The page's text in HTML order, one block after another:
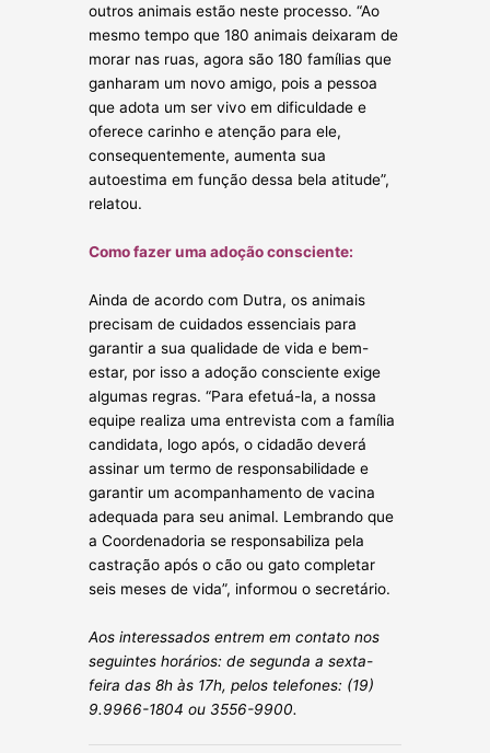
outros animais estão neste processo. “Ao
mesmo tempo que 180 animais deixaram de
morar nas ruas, agora são 180 famílias que
ganharam um novo amigo, pois a pessoa
que adota um ser vivo em dificuldade e
oferece carinho e atenção para ele,
consequentemente, aumenta sua
autoestima em função dessa bela atitude”,
relatou.
Como fazer uma adoção consciente:
Ainda de acordo com Dutra, os animais
precisam de cuidados essenciais para
garantir a sua qualidade de vida e bem-
estar, por isso a adoção consciente exige
algumas regras. “Para efetuá-la, a nossa
equipe realiza uma entrevista com a família
candidata, logo após, o cidadão deverá
assinar um termo de responsabilidade e
garantir um acompanhamento de vacina
adequada para seu animal. Lembrando que
a Coordenadoria se responsabiliza pela
castração após o cão ou gato completar
seis meses de vida”, informou o secretário.
Aos interessados entrem em contato nos
seguintes horários: de segunda a sexta-
feira das 8h às 17h, pelos telefones: (19)
9.9966-1804 ou 3556-9900.